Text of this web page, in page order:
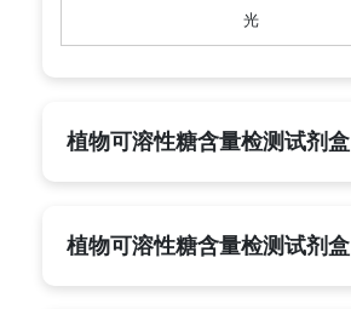
光
植物可溶性糖含量检测试剂盒
植物可溶性糖含量检测试剂盒